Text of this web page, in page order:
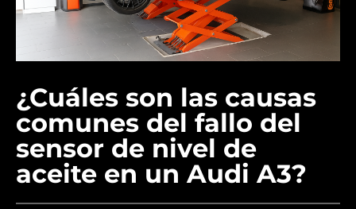
¿Cuáles son las causas
comunes del fallo del
sensor de nivel de
aceite en un Audi A3?